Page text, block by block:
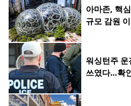
아마존, 핵
규모 감원
워싱턴주 운
쓰였다…확